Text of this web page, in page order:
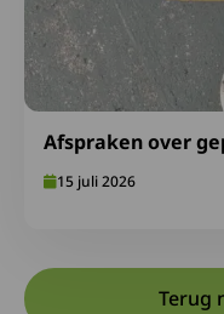
Afspraken over
15 juli 2026
Terug